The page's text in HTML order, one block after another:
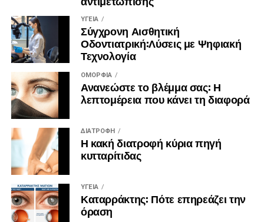
ΥΓΕΊΑ
Σύγχρονη Αισθητική
Οδοντιατρική:Λύσεις με Ψηφιακή
Τεχνολογία
ΟΜΟΡΦΙΆ
Ανανεώστε το βλέμμα σας: Η
λεπτομέρεια που κάνει τη διαφορά
ΔΙΑΤΡΟΦΉ
Η κακή διατροφή κύρια πηγή
κυτταρίτιδας
ΥΓΕΊΑ
Καταρράκτης: Πότε επηρεάζει την
όραση